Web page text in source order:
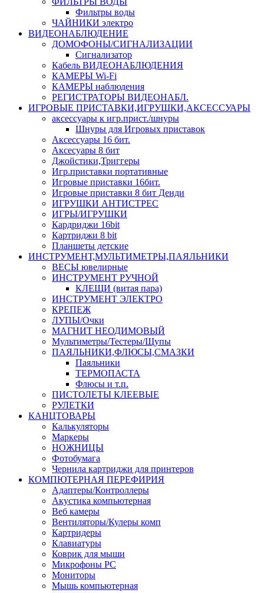
Фильтры воды
ЧАЙНИКИ электро
ВИДЕОНАБЛЮДЕНИЕ
ДОМОФОНЫ/СИГНАЛИЗАЦИИ
Сигнализатор
Кабель ВИДЕОНАБЛЮДЕНИЯ
КАМЕРЫ Wi-Fi
КАМЕРЫ наблюдения
РЕГИСТРАТОРЫ ВИДЕОНАБЛ.
ИГРОВЫЕ ПРИСТАВКИ,ИГРУШКИ,АКСЕССУАРЫ
аксесcуары к игр.прист./шнуры
Шнуры для Игровых приставок
Аксессуары 16 бит.
Аксесуары 8 бит
Джойстики,Триггеры
Игр.приставки портативные
Игровые приставки 16бит.
Игровые приставки 8 бит Денди
ИГРУШКИ АНТИСТРЕС
ИГРЫ/ИГРУШКИ
Кардриджи 16bit
Картриджи 8 bit
Планшеты детские
ИНСТРУМЕНТ,МУЛЬТИМЕТРЫ,ПАЯЛЬНИКИ
ВЕСЫ ювелирные
ИНСТРУМЕНТ РУЧНОЙ
КЛЕЩИ (витая пара)
ИНСТРУМЕНТ ЭЛЕКТРО
КРЕПЕЖ
ЛУПЫ/Очки
МАГНИТ НЕОДИМОВЫЙ
Мультиметры/Тестеры/Щупы
ПАЯЛЬНИКИ,ФЛЮСЫ,СМАЗКИ
Паяльники
ТЕРМОПАСТА
Флюсы и т.п.
ПИСТОЛЕТЫ КЛЕЕВЫЕ
РУЛЕТКИ
КАНЦТОВАРЫ
Калькуляторы
Маркеры
НОЖНИЦЫ
Фотобумага
Чернила картриджи для принтеров
КОМПЮТЕРНАЯ ПЕРЕФИРИЯ
Адаптеры/Контроллеры
Акустика компьютерная
Веб камеры
Вентиляторы/Кулеры комп
Картридеры
Клавиатуры
Коврик для мыши
Микрофоны PC
Мониторы
Мышь компьютерная